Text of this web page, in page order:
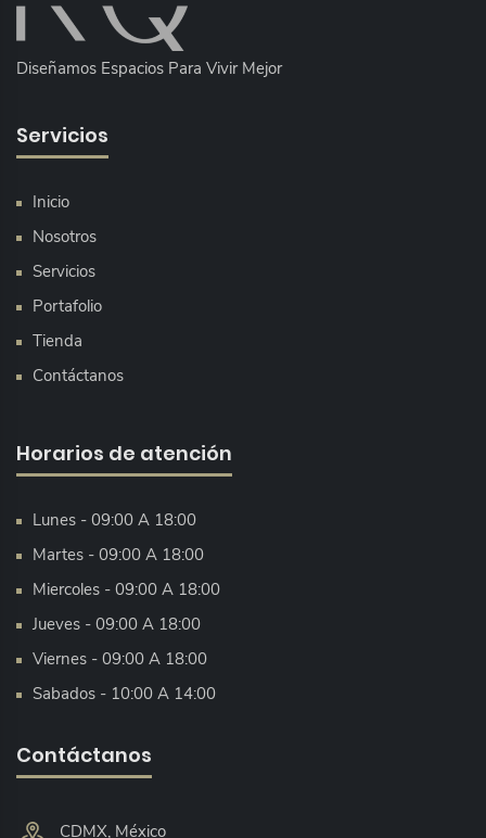
Diseñamos Espacios Para Vivir Mejor
Servicios
Inicio
Nosotros
Servicios
Portafolio
Tienda
Contáctanos
Horarios de atención
Lunes - 09:00 A 18:00
Martes - 09:00 A 18:00
Miercoles - 09:00 A 18:00
Jueves - 09:00 A 18:00
Viernes - 09:00 A 18:00
Sabados - 10:00 A 14:00
Contáctanos
CDMX, México